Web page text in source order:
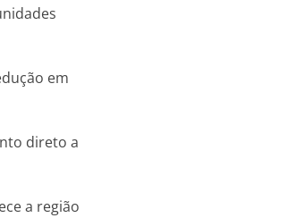
em
direto a
a região